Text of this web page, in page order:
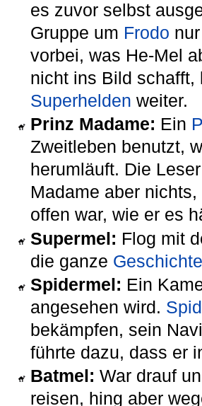
es zuvor selbst
Gruppe um Frodo
vorbei, was He-Mel
nicht ins Bild schafft,
Superhelden weiter.
Prinz Madame: Ein
Zweitleben benutzt,
herumläuft. Die
Madame aber
offen war, wie er es
Supermel: Flog mit
die ganze
Spidermel: Ein
angesehen wird.
bekämpfen, sein
führte dazu, dass er
Batmel: War drauf
reisen, hing aber